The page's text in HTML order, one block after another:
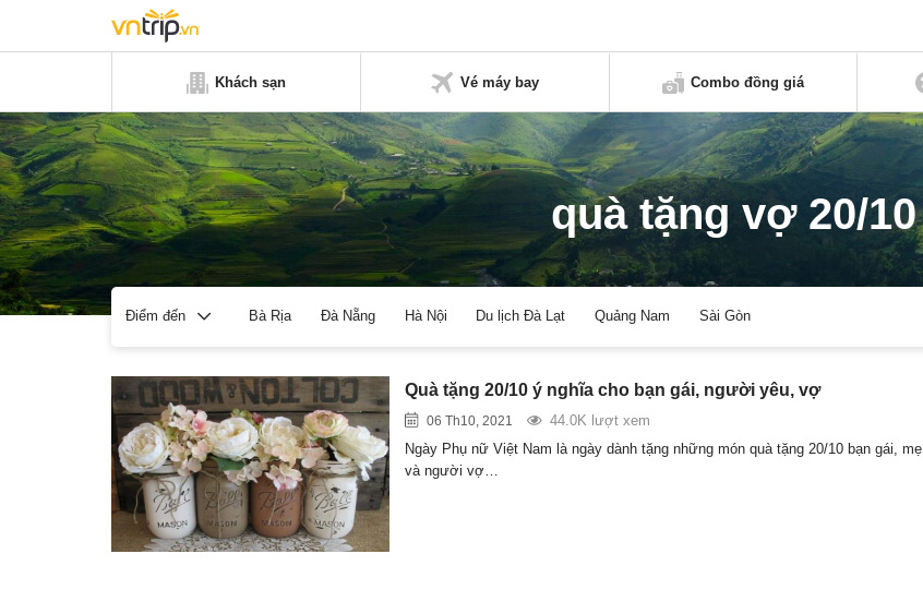
Khách sạn Vé máy bay Combo đồng giá
quà tặng vợ 20/10
Điểm đến Bà Rịa Đà Nẵng Hà Nội Du lịch Đà Lạt Quảng Nam Sài Gòn
Quà tặng 20/10 ý nghĩa cho bạn gái, người yêu, vợ
06 Th10, 2021
44.0K lượt xem
Ngày Phụ nữ Việt Nam là ngày dành tặng những món quà tặng 20/10 bạn gái, mẹ
và người vợ…